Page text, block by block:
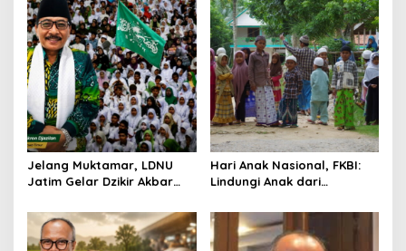
Jelang Muktamar, LDNU
Jatim Gelar Dzikir Akbar
Keselamatan Indonesia
Hari Anak Nasional, FKBI:
Lindungi Anak dari
Produk Adiktif